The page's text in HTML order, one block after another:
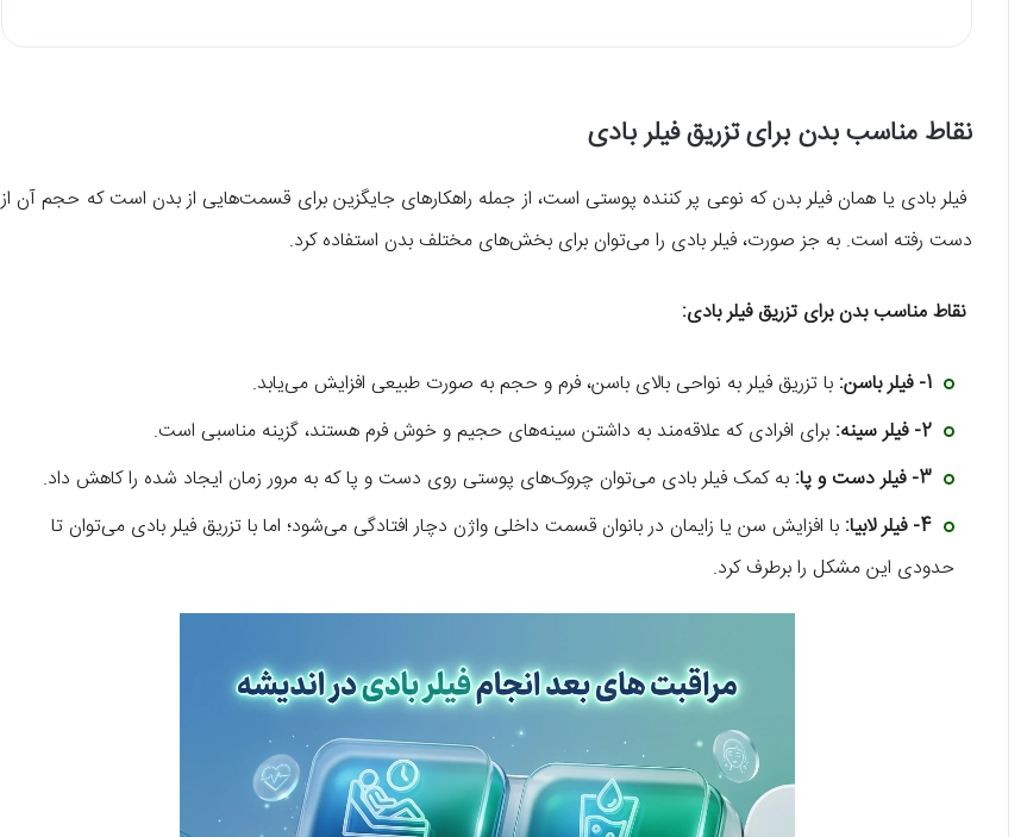
نقاط مناسب بدن برای تزریق فیلر بادی
فیلر بادی یا همان فیلر بدن که نوعی پر کننده پوستی است، از جمله راهکارهای جایگزین برای قسمت‌هایی از بدن است که حجم آن از
دست رفته است. به جز صورت، فیلر بادی را می‌توان برای بخش‌های مختلف بدن استفاده کرد.
نقاط مناسب بدن برای تزریق فیلر بادی:
1- فیلر باسن: با تزریق فیلر به نواحی بالای باسن، فرم و حجم به صورت طبیعی افزایش می‌یابد.
2- فیلر سینه: برای افرادی که علاقه‌مند به داشتن سینه‌های حجیم و خوش فرم هستند، گزینه مناسبی است.
3- فیلر دست و پا: به کمک فیلر بادی می‌توان چروک‌های پوستی روی دست و پا که به مرور زمان ایجاد شده را کاهش داد.
4- فیلر لابیا: با افزایش سن یا زایمان در بانوان قسمت داخلی واژن دچار افتادگی می‌شود؛ اما با تزریق فیلر بادی می‌توان تا
حدودی این مشکل را برطرف کرد.